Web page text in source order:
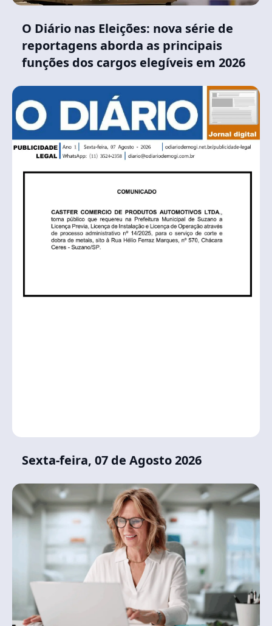
O Diário nas Eleições: nova série de
reportagens aborda as principais
funções dos cargos elegíveis em 2026
Sexta-feira, 07 de Agosto 2026